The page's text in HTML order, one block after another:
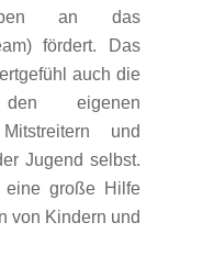
an das
fördert. Das
auch die
eigenen
und
Jugend selbst.
eine große Hilfe
von Kindern und